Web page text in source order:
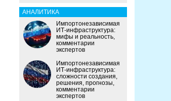
АНАЛИТИКА
Импортонезависимая
ИТ-инфраструктура:
мифы и реальность,
комментарии
экспертов
Импортонезависимая
ИТ-инфраструктура:
сложности создания,
решения, прогнозы,
комментарии
экспертов